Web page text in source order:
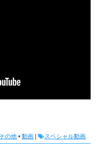
その他 • 動画 | スペシャル動画